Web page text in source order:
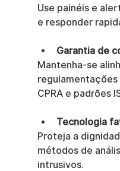
Use painéis e
e responder
Garantia de
Mantenha-se
regulamentações
CPRA e padrões
Tecnologia
Proteja a
métodos de
intrusivos.